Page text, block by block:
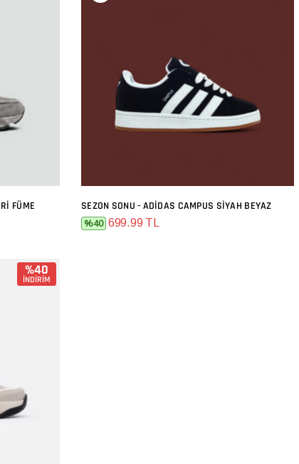
FÜME SEPETE EKLE
SEZON SONU - ADIDAS CAMPUS SIYAH BEYAZ
%40 699.99 TL
%40
İNDİRİM